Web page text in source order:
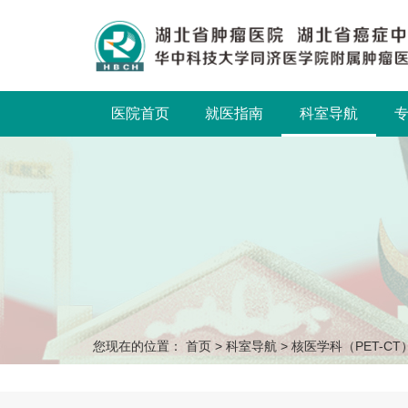
医院首页 就医指南 科室导航
您现在的位置： 首页 > 科室导航 >核医学科（PET-CT